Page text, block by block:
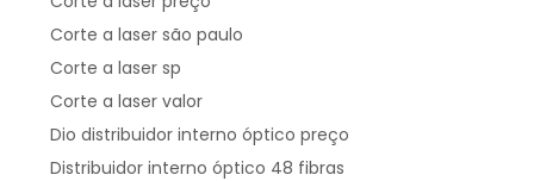
Corte a laser são paulo
Corte a laser sp
Corte a laser valor
Dio distribuidor interno óptico preço
Distribuidor interno óptico 48 fibras